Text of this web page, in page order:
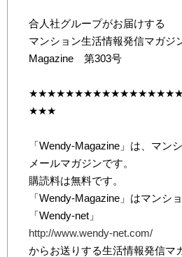
合人社グループがお届けする
マンション生活情報発信マガ
Magazine 第303号
★★★
「Wendy-Magazine」は、マン
メールマガジンです。
購読料は無料です。
「Wendy-Magazine」はマンシ
「Wendy-net」
http://www.wendy-net.com/
からお送りする生活情報発信マ